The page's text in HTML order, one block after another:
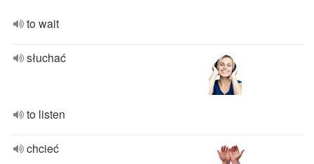
to wait
słuchać
to listen
chcieć